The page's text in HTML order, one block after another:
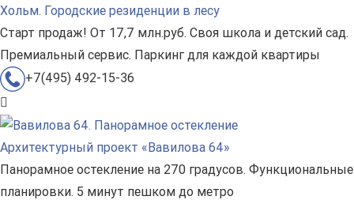
Хольм. Городские резиденции в лесу
Старт продаж! От 17,7 млн.руб. Своя школа и детский сад.
Премиальный сервис. Паркинг для каждой квартиры
+7(495) 492-15-36
Архитектурный проект «Вавилова 64»
Панорамное остекление на 270 градусов. Функциональные
планировки. 5 минут пешком до метро